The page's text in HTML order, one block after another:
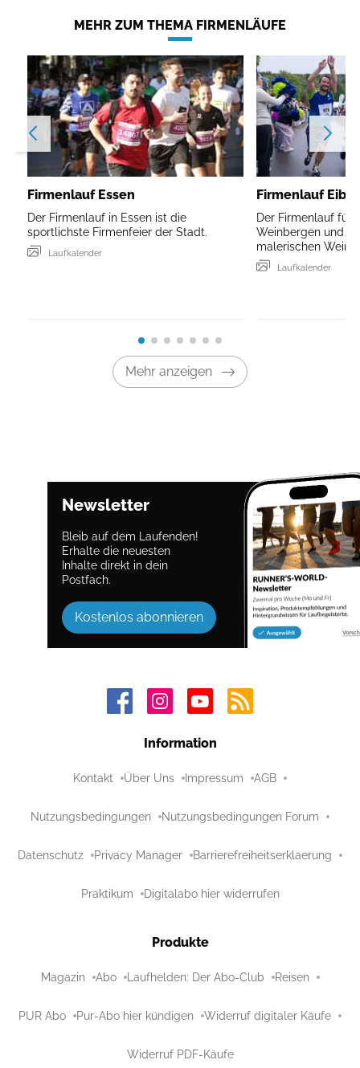
MEHR ZUM THEMA FIRMENLÄUFE
Firmenlauf Essen
Der Firmenlauf in Essen ist die
sportlichste Firmenfeier der Stadt.
Laufkalender
Firmenlauf
Der Firmenlauf
Weinbergen und
malerischen
Laufkalender
Mehr anzeigen
Newsletter
Bleib auf dem Laufenden!
Erhalte die neuesten
Inhalte direkt in dein
Postfach.
Kostenlos abonnieren
Information
Kontakt Über Uns Impressum AGB
Nutzungsbedingungen Nutzungsbedingungen Forum
Datenschutz Privacy Manager Barrierefreiheitserklaerung
Praktikum Digitalabo hier widerrufen
Produkte
Magazin Abo Laufhelden: Der Abo-Club Reisen
PUR Abo Pur-Abo hier kündigen Widerruf digitaler Käufe
Widerruf PDF-Käufe